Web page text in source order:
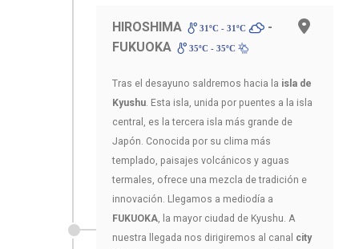
HIROSHIMA 31ºC - 31ºC
-
FUKUOKA
35ºC - 35ºC
Tras el desayuno saldremos hacia la isla de
Kyushu. Esta isla, unida por puentes a la isla
central, es la tercera isla más grande de
Japón. Conocida por su clima más
templado, paisajes volcánicos y aguas
termales, ofrece una mezcla de tradición e
innovación. Llegamos a mediodía a
FUKUOKA, la mayor ciudad de Kyushu. A
nuestra llegada nos dirigiremos al canal city